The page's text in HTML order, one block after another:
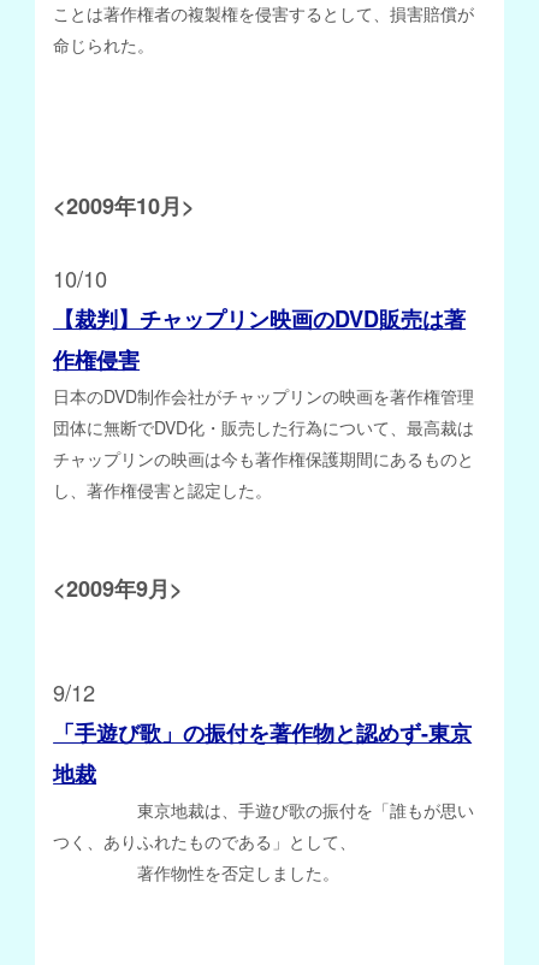
ことは著作権者の複製権を侵害するとして、損害賠償が
命じられた。
<2009年10月>
10/10
【裁判】チャップリン映画のDVD販売は著
作権侵害
日本のDVD制作会社がチャップリンの映画を著作権管理
団体に無断でDVD化・販売した行為について、最高裁は
チャップリンの映画は今も著作権保護期間にあるものと
し、著作権侵害と認定した。
<2009年9月>
9/12
「手遊び歌」の振付を著作物と認めず-東京
地裁
東京地裁は、手遊び歌の振付を「誰もが思い
つく、ありふれたものである」として、
著作物性を否定しました。